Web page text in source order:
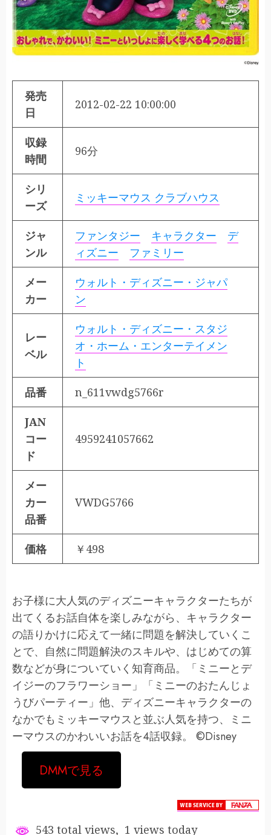
発売
日
2012-02-22 10:00:00
収録
時間
96分
シリ
ーズ
ミッキーマウス クラブハウス
ジャ
ンル
ファンタジー キャラクター
デ
ィズニー
ファミリー
メー
カー
ウォルト・ディズニー・ジャパ
ン
レー
ベル
ウォルト・ディズニー・スタジ
オ・ホーム・エンターテイメン
ト
品番 n_611vwdg5766r
JAN
コー
ド
4959241057662
メー
カー
品番
VWDG5766
価格 ￥498
お子様に大人気のディズニーキャラクターたちが
出てくるお話自体を楽しみながら、キャラクター
の語りかけに応えて一緒に問題を解決していくこ
とで、自然に問題解決のスキルや、はじめての算
数などが身についていく知育商品。「ミニーとデ
イジーのフラワーショー」「ミニーのおたんじょ
うびパーティー」他、ディズニーキャラクターの
なかでもミッキーマウスと並ぶ人気を持つ、ミニ
ーマウスのかわいいお話を4話収録。 ©Disney
DMMで見る
543 total views, 1 views today